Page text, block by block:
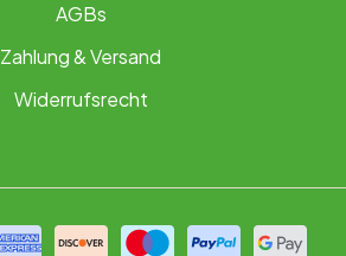
AGBs
Zahlung & Versand
Widerrufsrecht